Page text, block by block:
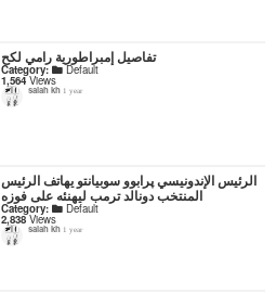
تفاصيل إمبراطورية رامي لكح
Category: Default
1,564Views
salah kh 1 year
الرئيس الإندونيسي پرابوو سوبيانتو يهاتف الرئيس
المنتخب دونالد ترمب ليهنئه على فوزه
Category: Default
2,838Views
salah kh 1 year